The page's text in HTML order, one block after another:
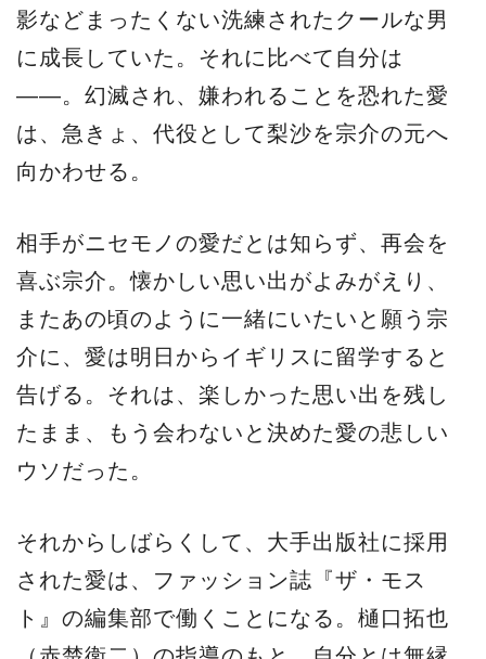
影などまったくない洗練されたクールな男
に成長していた。それに比べて自分は
――。幻滅され、嫌われることを恐れた愛
は、急きょ、代役として梨沙を宗介の元へ
向かわせる。
相手がニセモノの愛だとは知らず、再会を
喜ぶ宗介。懐かしい思い出がよみがえり、
またあの頃のように一緒にいたいと願う宗
介に、愛は明日からイギリスに留学すると
告げる。それは、楽しかった思い出を残し
たまま、もう会わないと決めた愛の悲しい
ウソだった。
それからしばらくして、大手出版社に採用
された愛は、ファッション誌『ザ・モス
ト』の編集部で働くことになる。樋口拓也